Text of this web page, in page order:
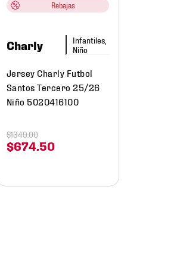
Rebajas
Charly
Infantiles,
Niño
Jersey Charly Futbol
Santos Tercero 25/26
Niño 5020416100
$674.50
$1349.00